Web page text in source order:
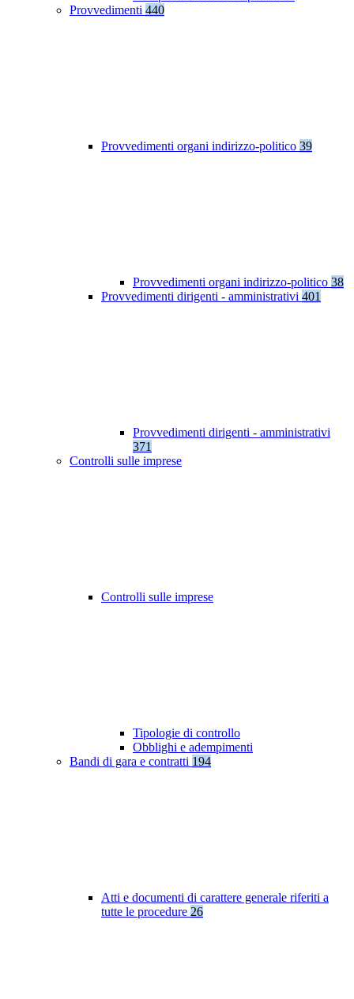
Provvedimenti 440
Provvedimenti organi indirizzo-politico 39
Provvedimenti organi indirizzo-politico 38
Provvedimenti dirigenti - amministrativi 401
Provvedimenti dirigenti - amministrativi
371
Controlli sulle imprese
Controlli sulle imprese
Tipologie di controllo
Obblighi e adempimenti
Bandi di gara e contratti 194
Atti e documenti di carattere generale riferiti a
tutte le procedure 26